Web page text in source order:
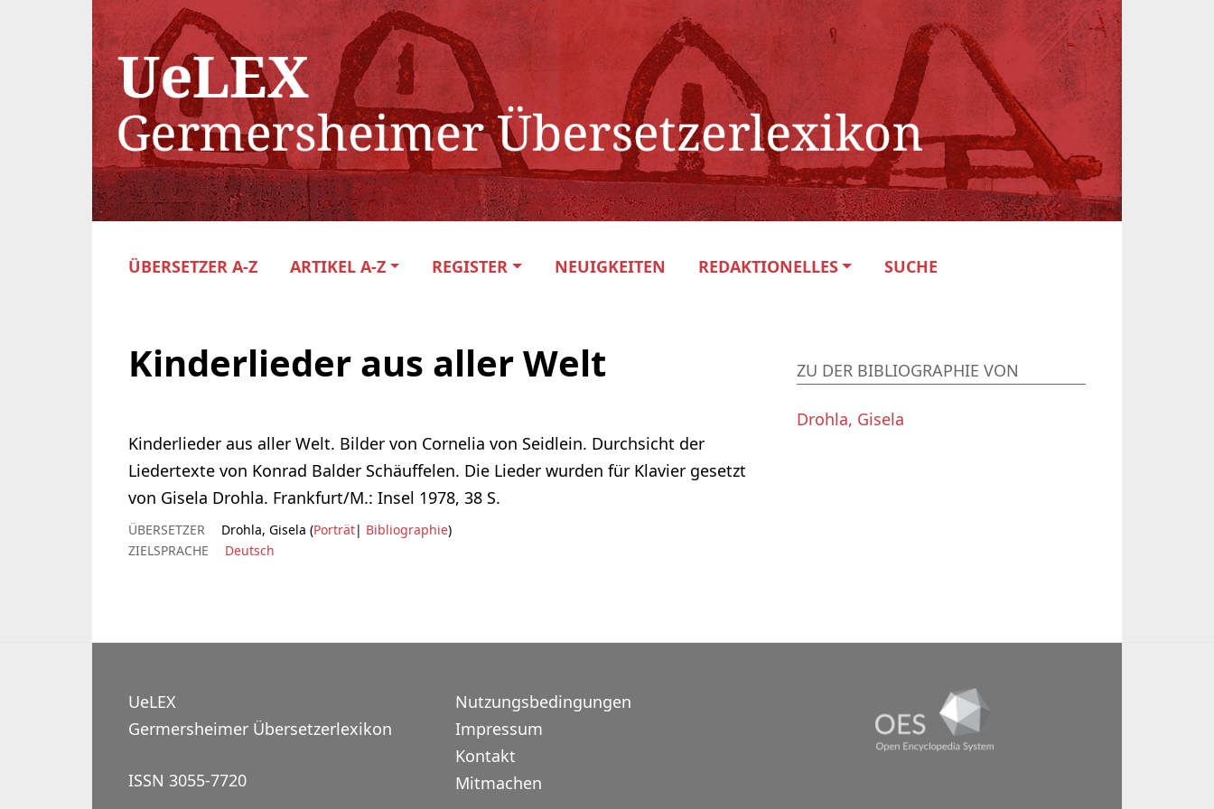
ÜBERSETZER A-Z ARTIKEL A-Z REGISTER NEUIGKEITEN REDAKTIONELLES SUCHE
Kinderlieder aus aller Welt
Kinderlieder aus aller Welt. Bilder von Cornelia von Seidlein. Durchsicht der
Liedertexte von Konrad Balder Schäuffelen. Die Lieder wurden für Klavier gesetzt
von Gisela Drohla. Frankfurt/M.: Insel 1978, 38 S.
ÜBERSETZER Drohla, Gisela (Porträt| Bibliographie)
ZIELSPRACHE
Deutsch
ZU DER BIBLIOGRAPHIE VON
Drohla, Gisela
UeLEX
Germersheimer Übersetzerlexikon
ISSN 3055-7720
Nutzungsbedingungen
Impressum
Kontakt
Mitmachen